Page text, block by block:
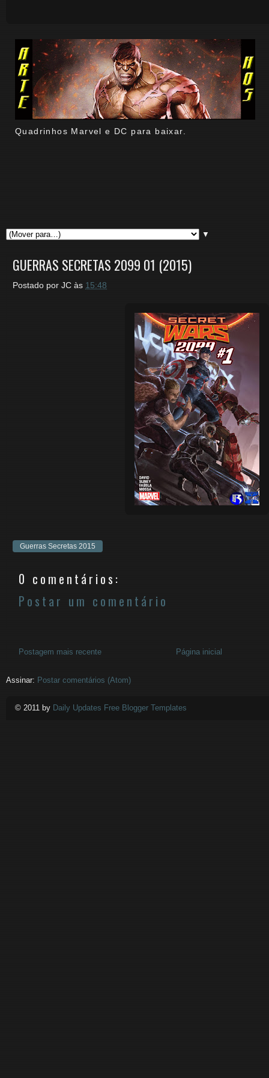
Quadrinhos Marvel e DC para baixar.
▼
GUERRAS SECRETAS 2099 01 (2015)
Postado por JC às 15:48
Guerras Secretas 2015
0 comentários:
Postar um comentário
Postagem mais recente Página inicial
Assinar: Postar comentários (Atom)
© 2011 by Daily Updates Free Blogger Templates